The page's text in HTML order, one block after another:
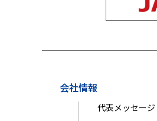
会社情報
代表メッセージ